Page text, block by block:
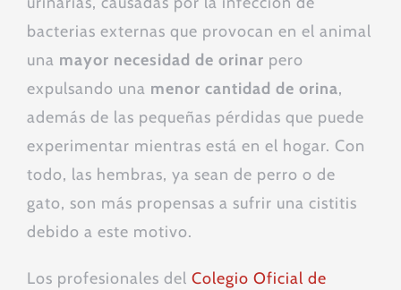
bacterias externas que provocan en el animal
una mayor necesidad de orinar pero
expulsando una menor cantidad de orina,
además de las pequeñas pérdidas que puede
experimentar mientras está en el hogar. Con
todo, las hembras, ya sean de perro o de
gato, son más propensas a sufrir una cistitis
debido a este motivo.
Los profesionales del Colegio Oficial de